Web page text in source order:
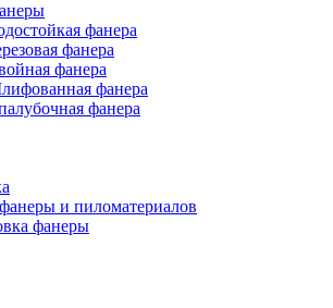
фанера
фанера
фанера
фанера
фанера
и пиломатериалов
фанеры